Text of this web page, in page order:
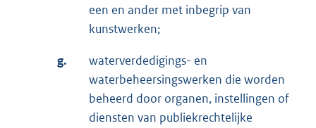
een en ander met inbegrip van
kunstwerken;
g.
waterverdedigings- en
waterbeheersingswerken die worden
beheerd door organen, instellingen of
diensten van publiekrechtelijke